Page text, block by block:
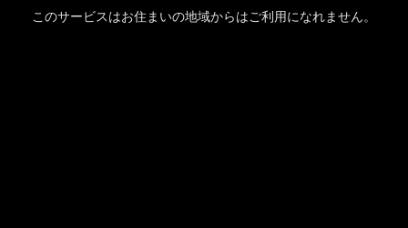
このサービスはお住まいの地域からはご利用になれません。